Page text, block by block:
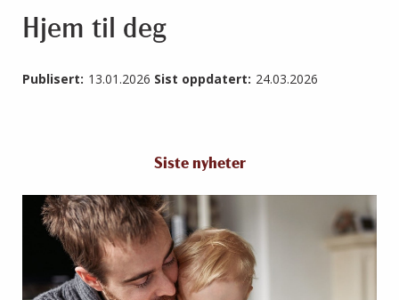
Hjem til deg
Publisert: 13.01.2026 Sist oppdatert: 24.03.2026
Siste nyheter